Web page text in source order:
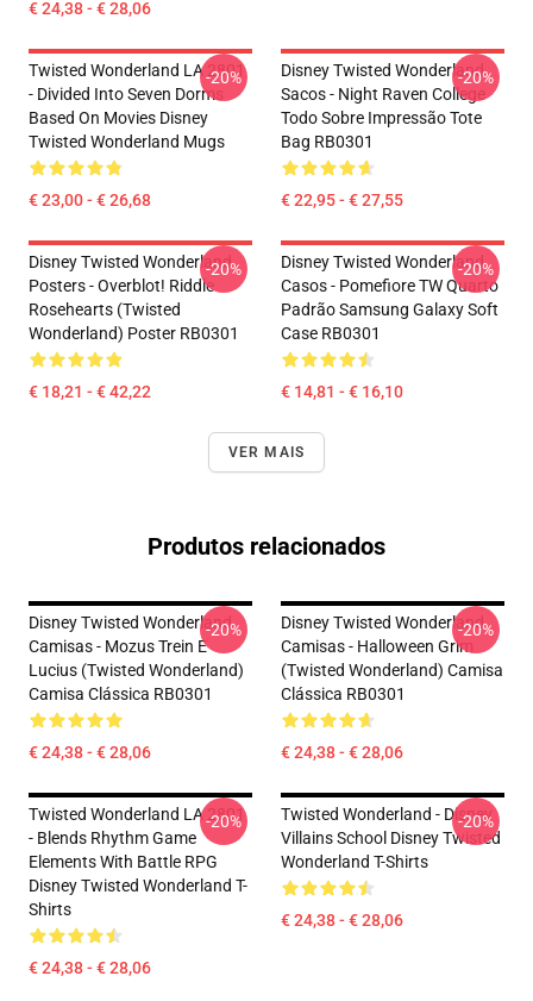
€ 24,38 - € 28,06
Twisted Wonderland LA 2801
- Divided Into Seven Dorms
Based On Movies Disney
Twisted Wonderland Mugs
€ 23,00 - € 26,68
-20%
Disney Twisted Wonderland
Sacos - Night Raven College
Todo Sobre Impressão Tote
Bag RB0301
€ 22,95 - € 27,55
-20%
Disney Twisted Wonderland
Posters - Overblot! Riddle
Rosehearts (Twisted
Wonderland) Poster RB0301
€ 18,21 - € 42,22
-20%
Disney Twisted Wonderland
Casos - Pomefiore TW Quarto
Padrão Samsung Galaxy Soft
Case RB0301
€ 14,81 - € 16,10
-20%
VER MAIS
Produtos relacionados
Disney Twisted Wonderland
Camisas - Mozus Trein E
Lucius (Twisted Wonderland)
Camisa Clássica RB0301
€ 24,38 - € 28,06
-20%
Disney Twisted Wonderland
Camisas - Halloween Grim
(Twisted Wonderland) Camisa
Clássica RB0301
€ 24,38 - € 28,06
-20%
Twisted Wonderland LA 2801
- Blends Rhythm Game
Elements With Battle RPG
Disney Twisted Wonderland T-
Shirts
€ 24,38 - € 28,06
-20%
Twisted Wonderland - Disney
Villains School Disney Twisted
Wonderland T-Shirts
€ 24,38 - € 28,06
-20%